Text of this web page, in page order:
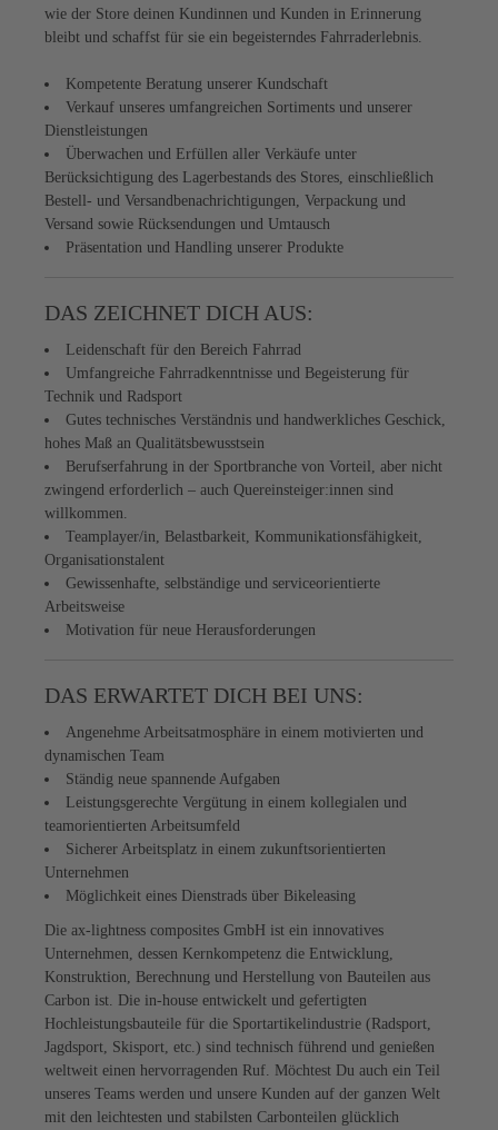
wie der Store deinen Kundinnen und Kunden in Erinnerung
bleibt und schaffst für sie ein begeisterndes Fahrraderlebnis.
Kompetente Beratung unserer Kundschaft
Verkauf unseres umfangreichen Sortiments und unserer
Dienstleistungen
Überwachen und Erfüllen aller Verkäufe unter
Berücksichtigung des Lagerbestands des Stores, einschließlich
Bestell- und Versandbenachrichtigungen, Verpackung und
Versand sowie Rücksendungen und Umtausch
Präsentation und Handling unserer Produkte
DAS ZEICHNET DICH AUS:
Leidenschaft für den Bereich Fahrrad
Umfangreiche Fahrradkenntnisse und Begeisterung für
Technik und Radsport
Gutes technisches Verständnis und handwerkliches Geschick,
hohes Maß an Qualitätsbewusstsein
Berufserfahrung in der Sportbranche von Vorteil, aber nicht
zwingend erforderlich – auch Quereinsteiger:innen sind
willkommen.
Teamplayer/in, Belastbarkeit, Kommunikationsfähigkeit,
Organisationstalent
Gewissenhafte, selbständige und serviceorientierte
Arbeitsweise
Motivation für neue Herausforderungen
DAS ERWARTET DICH BEI UNS:
Angenehme Arbeitsatmosphäre in einem motivierten und
dynamischen Team
Ständig neue spannende Aufgaben
Leistungsgerechte Vergütung in einem kollegialen und
teamorientierten Arbeitsumfeld
Sicherer Arbeitsplatz in einem zukunftsorientierten
Unternehmen
Möglichkeit eines Dienstrads über Bikeleasing
Die ax-lightness composites GmbH ist ein innovatives
Unternehmen, dessen Kernkompetenz die Entwicklung,
Konstruktion, Berechnung und Herstellung von Bauteilen aus
Carbon ist. Die in-house entwickelt und gefertigten
Hochleistungsbauteile für die Sportartikelindustrie (Radsport,
Jagdsport, Skisport, etc.) sind technisch führend und genießen
weltweit einen hervorragenden Ruf. Möchtest Du auch ein Teil
unseres Teams werden und unsere Kunden auf der ganzen Welt
mit den leichtesten und stabilsten Carbonteilen glücklich